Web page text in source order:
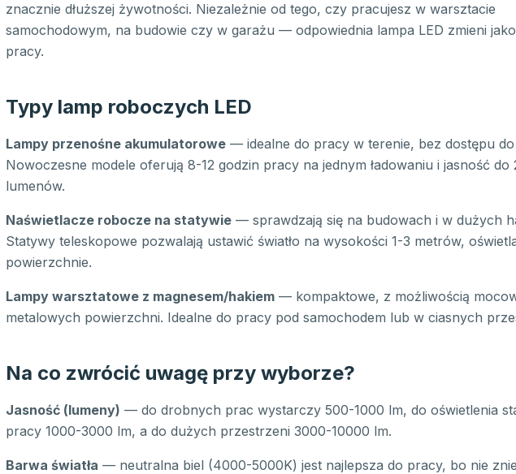
znacznie dłuższej żywotności. Niezależnie od tego, czy pracujesz w warsztacie
samochodowym, na budowie czy w garażu — odpowiednia lampa LED zmieni
pracy.
Typy lamp roboczych LED
Lampy przenośne akumulatorowe — idealne do pracy w terenie, bez dostępu do
Nowoczesne modele oferują 8-12 godzin pracy na jednym ładowaniu i jasność do
lumenów.
Naświetlacze robocze na statywie — sprawdzają się na budowach i w dużych
Statywy teleskopowe pozwalają ustawić światło na wysokości 1-3 metrów,
powierzchnie.
Lampy warsztatowe z magnesem/hakiem — kompaktowe, z możliwością
metalowych powierzchni. Idealne do pracy pod samochodem lub w ciasnych
Na co zwrócić uwagę przy wyborze?
Jasność (lumeny) — do drobnych prac wystarczy 500-1000 lm, do oświetlenia
pracy 1000-3000 lm, a do dużych przestrzeni 3000-10000 lm.
Barwa światła — neutralna biel (4000-5000K) jest najlepsza do pracy, bo nie